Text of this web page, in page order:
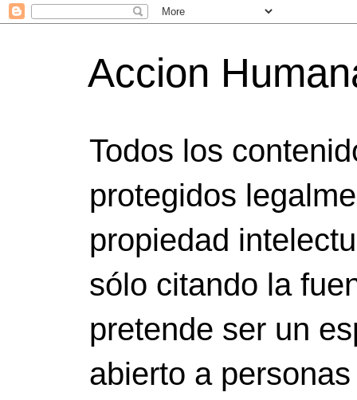
Accion
Todos los
protegidos
propiedad
sólo citando la
pretende ser un
abierto a